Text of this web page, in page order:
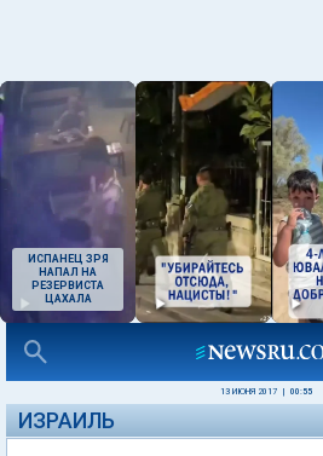
ИСПАНЕЦ ЗРЯ
НАПАЛ НА
РЕЗЕРВИСТА
ЦАХАЛА
13 ИЮНЯ 2017 00:55
ИЗРАИЛЬ